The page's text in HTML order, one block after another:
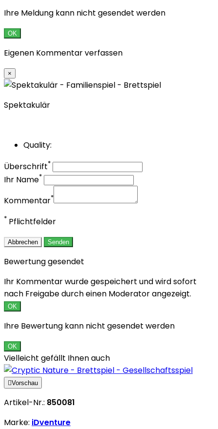
Ihre Meldung kann nicht gesendet werden
OK
Eigenen Kommentar verfassen
×
Spektakulär
Quality:
Überschrift*
Ihr Name*
Kommentar*
* Pflichtfelder
Abbrechen Senden
Bewertung gesendet
Ihr Kommentar wurde gespeichert und wird sofort
nach Freigabe durch einen Moderator angezeigt.
OK
Ihre Bewertung kann nicht gesendet werden
OK
Vielleicht gefällt Ihnen auch
Vorschau
Artikel-Nr.: 850081
Marke: iDventure